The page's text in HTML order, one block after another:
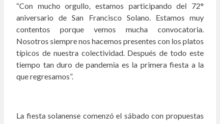
“Con mucho orgullo, estamos participando del 72°
aniversario de San Francisco Solano. Estamos muy
contentos porque vemos mucha convocatoria.
Nosotros siempre nos hacemos presentes con los platos
típicos de nuestra colectividad. Después de todo este
tiempo tan duro de pandemia es la primera fiesta a la
que regresamos”.
La fiesta solanense comenzó el sábado con propuestas